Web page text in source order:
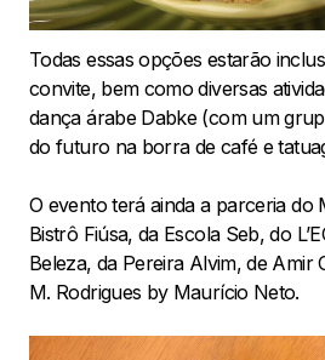
Todas essas opções estarão
convite, bem como diversas
dança árabe Dabke (com um
do futuro na borra de café e
O evento terá ainda a parceria do
Bistrô Fiúsa, da Escola Seb, do
Beleza, da Pereira Alvim, de Amir
M. Rodrigues by Maurício Neto.